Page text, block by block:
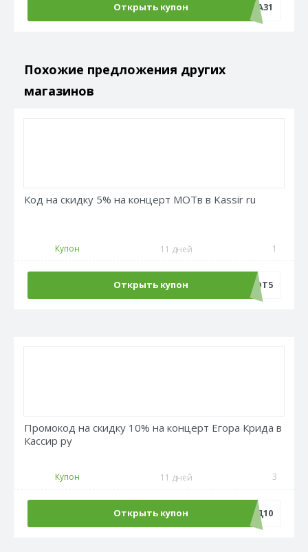
Открыть купон НАДЕЖДА31
Похожие предложения других
магазинов
Код на скидку 5% на концерт МОТв в Kassir ru
Купон 11 дней 1
Открыть купон МОТ5
Промокод на скидку 10% на концерт Егора Крида в
Кассир ру
Купон 11 дней 3
Открыть купон КРИД10